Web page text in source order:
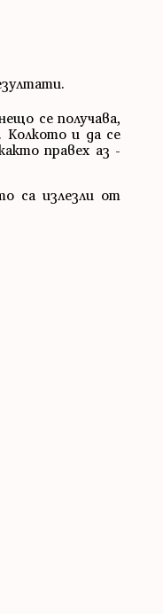
се получава,
Колкото и да се
правех аз -
са излезли от